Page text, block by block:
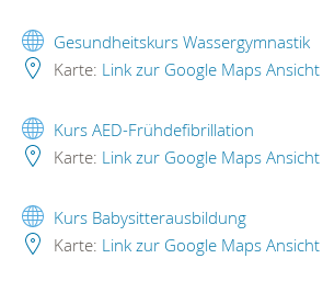
Gesundheitskurs Wassergymnastik
Karte: Link zur Google Maps Ansicht
Kurs AED-Frühdefibrillation
Karte: Link zur Google Maps Ansicht
Kurs Babysitterausbildung
Karte: Link zur Google Maps Ansicht